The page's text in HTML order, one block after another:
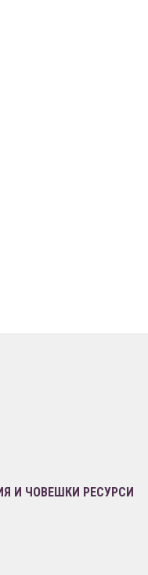
И ЧОВЕШКИ РЕСУРСИ